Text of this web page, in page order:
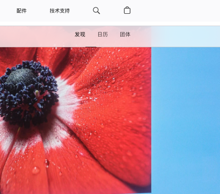
配件 技术支持
发现 日历 团体